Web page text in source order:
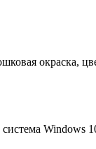
окраска,
Windows